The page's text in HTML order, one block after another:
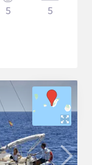
5 5